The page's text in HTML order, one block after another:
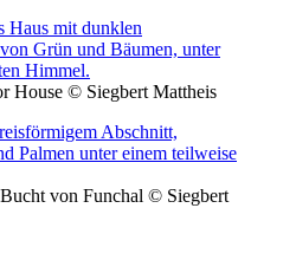
House © Siegbert Mattheis
von Funchal © Siegbert